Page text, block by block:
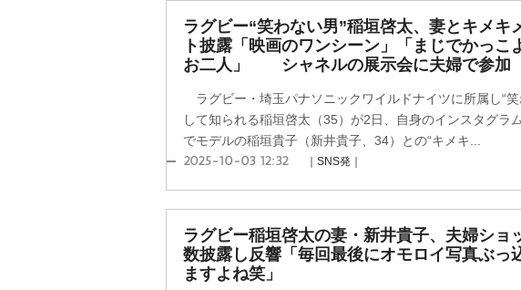
ラグビー“笑わない男”稲垣啓太、妻とキメキ
ト披露「映画のワンシーン」「まじでかっこ
お二人」 シャネルの展示会に夫婦で参加
ラグビー・埼玉パナソニックワイルドナイツに所属し“笑
して知られる稲垣啓太（35）が2日、自身のインスタグラ
でモデルの稲垣貴子（新井貴子、34）との“キメキ...
2025-10-03 12:32 ｜SNS発｜
ラグビー稲垣啓太の妻・新井貴子、夫婦ショ
数披露し反響「毎回最後にオモロイ写真ぶっ
ますよね笑」